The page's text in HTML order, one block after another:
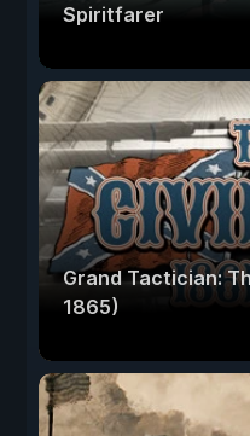
Spiritfarer
Grand Tactician:
1865)